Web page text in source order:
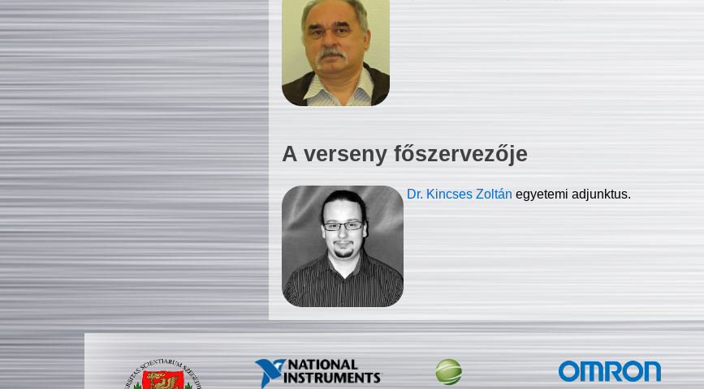
A verseny főszervezője
Dr. Kincses Zoltán egyetemi adjunktus.